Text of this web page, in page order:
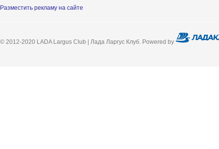
Разместить рекламу на сайте
© 2012-2020 LADA Largus Club | Лада Ларгус Клуб. Powered by